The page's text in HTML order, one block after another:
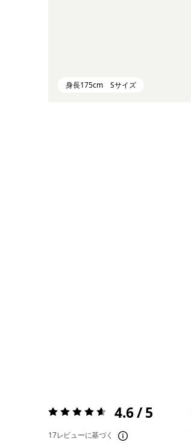
身長175cm Sサイズ
評価:4.6 / 5 4.6 / 5
17レビューに基づく